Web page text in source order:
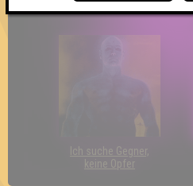
Ich suche Gegner,
keine Opfer